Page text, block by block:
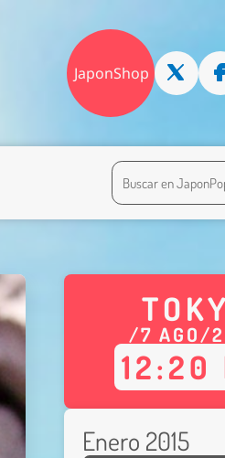
JaponShop
/7 AGO/
12:20
Enero 2015